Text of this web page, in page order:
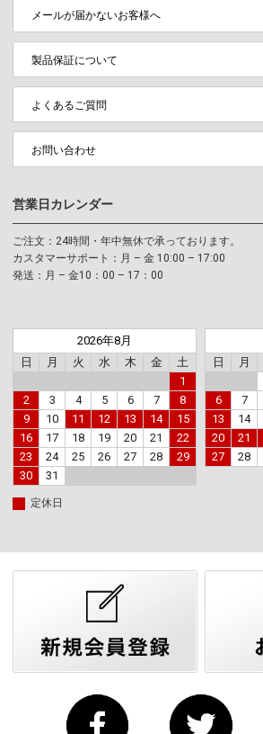
メールが届かないお客様へ
製品保証について
よくあるご質問
お問い合わせ
営業日カレンダー
ご注文：24時間・年中無休で承っております。
カスタマーサポート：月 – 金 10:00 – 17:00
発送：月 – 金10：00 – 17：00
2026年8月
日
月 火 水 木 金
土
1
2
3 4 5 6 7
8
9
10 11 12 13 14
15
16
17 18 19 20 21
22
23
24 25 26 27 28
29
30
31
日
月
6
7
13
14
20
21
27
28
定休日